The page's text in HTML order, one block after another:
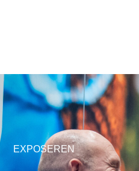
EXPOSEREN